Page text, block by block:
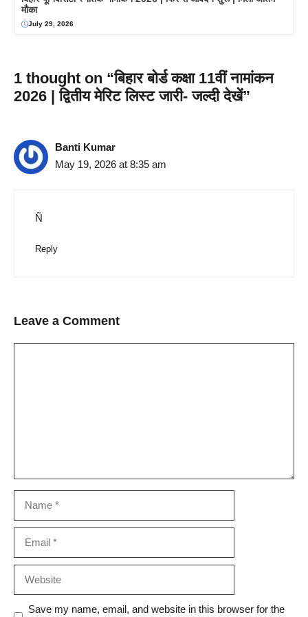
मौका
July 29, 2026
1 thought on “बिहार बोर्ड कक्षा 11वीं नामांकन
2026 | द्वितीय मेरिट लिस्ट जारी- जल्दी देखें”
Banti Kumar
May 19, 2026 at 8:35 am
Ñ
Reply
Leave a Comment
Save my name, email, and website in this browser for the